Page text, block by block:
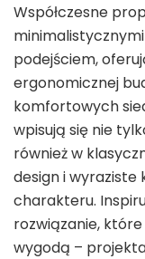
Współczesne
podejściem,
ergonomicznej
komfortowych
wpisują się nie
również w
design i wyraziste
charakteru.
rozwiązanie,
wygodą –